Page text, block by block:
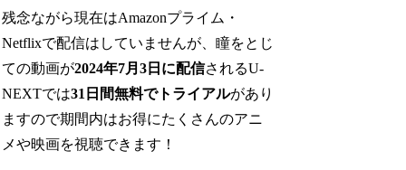
残念ながら現在はAmazonプライム・
Netflixで配信はしていませんが、瞳をとじ
ての動画が2024年7月3日に配信されるU-
NEXTでは31日間無料でトライアルがあり
ますので期間内はお得にたくさんのアニ
メや映画を視聴できます！